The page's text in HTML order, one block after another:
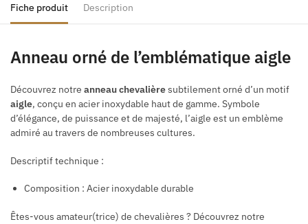
Fiche produit Description
Anneau orné de l’emblématique aigle
Découvrez notre anneauchevalièresubtilement orné d’un motif
aigle, conçu en acier inoxydable haut de gamme. Symbole
d’élégance, de puissance et de majesté, l’aigle est un emblème
admiré au travers de nombreuses cultures.
Descriptif technique :
Composition : Acier inoxydable durable
Êtes-vous amateur(trice) de chevalières ? Découvrez notre